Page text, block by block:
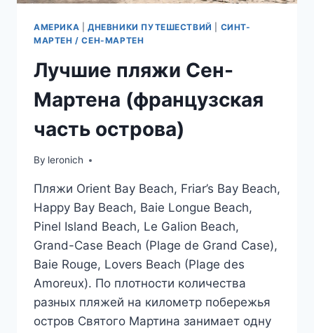
АМЕРИКА ДНЕВНИКИ ПУТЕШЕСТВИЙ
СИНТ-
МАРТЕН / СЕН-МАРТЕН
Лучшие пляжи Сен-
Мартена (французская
часть острова)
By leronich
Пляжи Orient Bay Beach, Friar’s Bay Beach,
Happy Bay Beach, Baie Longue Beach,
Pinel Island Beach, Le Galion Beach,
Grand-Case Beach (Plage de Grand Case),
Baie Rouge, Lovers Beach (Plage des
Amoreux). По плотности количества
разных пляжей на километр побережья
остров Святого Мартина занимает одну